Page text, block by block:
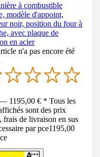
à combustible
modèle d'appoint,
noir, position du four à
avec plaque de
en acier
n'a pas encore été
1195,00 € * Tous les
sont des prix
frais de livraison en sus
par pce1195,00